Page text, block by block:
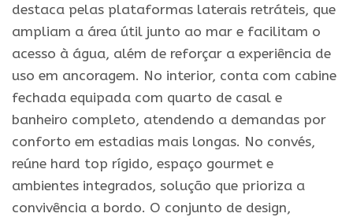
destaca pelas plataformas laterais retráteis, que
ampliam a área útil junto ao mar e facilitam o
acesso à água, além de reforçar a experiência de
uso em ancoragem. No interior, conta com cabine
fechada equipada com quarto de casal e
banheiro completo, atendendo a demandas por
conforto em estadias mais longas. No convés,
reúne hard top rígido, espaço gourmet e
ambientes integrados, solução que prioriza a
convivência a bordo. O conjunto de design,